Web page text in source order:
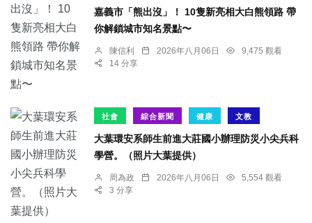
嘉義市「熊出沒」！ 10隻新亮相大白熊領路 帶
你解鎖城市知名景點〜
陳信利 2026年八月06日
9,475 觀看
14 分享
社會 綜合新聞 健康 文教
大葉環安系師生前進大莊國小辦理防災小尖兵科
學營。（照片大葉提供）
周為政 2026年八月06日
5,554 觀看
3 分享